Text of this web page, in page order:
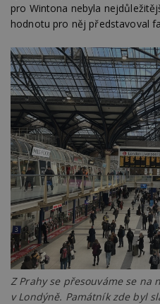
pro Wintona nebyla
hodnotu pro něj představoval
Z Prahy se přesouváme se na
v Londýně. Památník zde byl
Nezbytně
Výkonové soubory
Funkční soubory
Nezbytně nutné soubory
funkce webových
uživatele a správa účtu.
nezbytně nutných
používat.